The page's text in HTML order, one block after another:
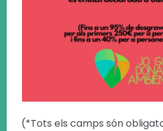
(*Tots els camps són